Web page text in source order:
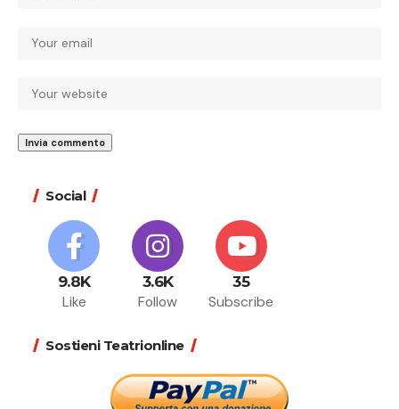
Social
9.8K
Like
3.6K
Follow
35
Subscribe
Sostieni Teatrionline